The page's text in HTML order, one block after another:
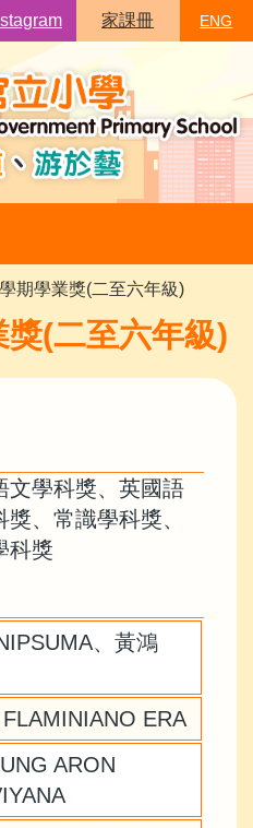
家課冊 ENG
期學業獎(二至六年級)
(二至六年級)
文學科獎、英國語
、常識學科獎、
科獎
、黃鴻
ERA
ARON